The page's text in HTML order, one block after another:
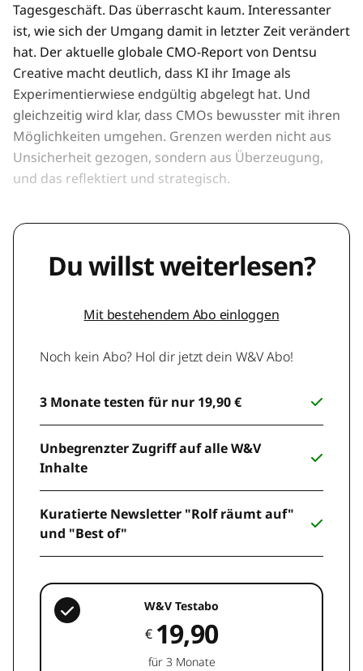
Tagesgeschäft. Das überrascht kaum. Interessanter
ist, wie sich der Umgang damit in letzter Zeit verändert
hat. Der aktuelle globale CMO-Report von Dentsu
Creative macht deutlich, dass KI ihr Image als
Experimentierwiese endgültig abgelegt hat. Und
gleichzeitig wird klar, dass CMOs bewusster mit ihren
Möglichkeiten umgehen. Grenzen werden nicht aus
Unsicherheit gezogen, sondern aus Überzeugung,
und das reflektiert und strategisch.
Du willst weiterlesen?
Mit bestehendem Abo einloggen
Noch kein Abo? Hol dir jetzt dein W&V Abo!
3 Monate testen für nur 19,90 €
Unbegrenzter Zugriff auf alle W&V
Inhalte
Kuratierte Newsletter "Rolf räumt auf"
und "Best of"
W&V Testabo
€ 19,90
für 3 Monate